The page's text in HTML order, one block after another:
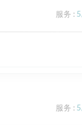
服务 : 5
服务 : 5